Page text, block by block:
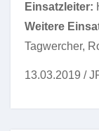
Einsatzleiter:
Weitere
Tagwercher,
13.03.2019 /